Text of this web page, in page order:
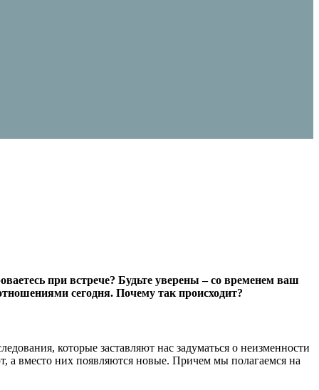
при встрече? Будьте уверены – со временем ваш
сегодня. Почему так происходит?
которые заставляют нас задуматься о неизменности
а вместо них появляются новые. Причем мы полагаемся на